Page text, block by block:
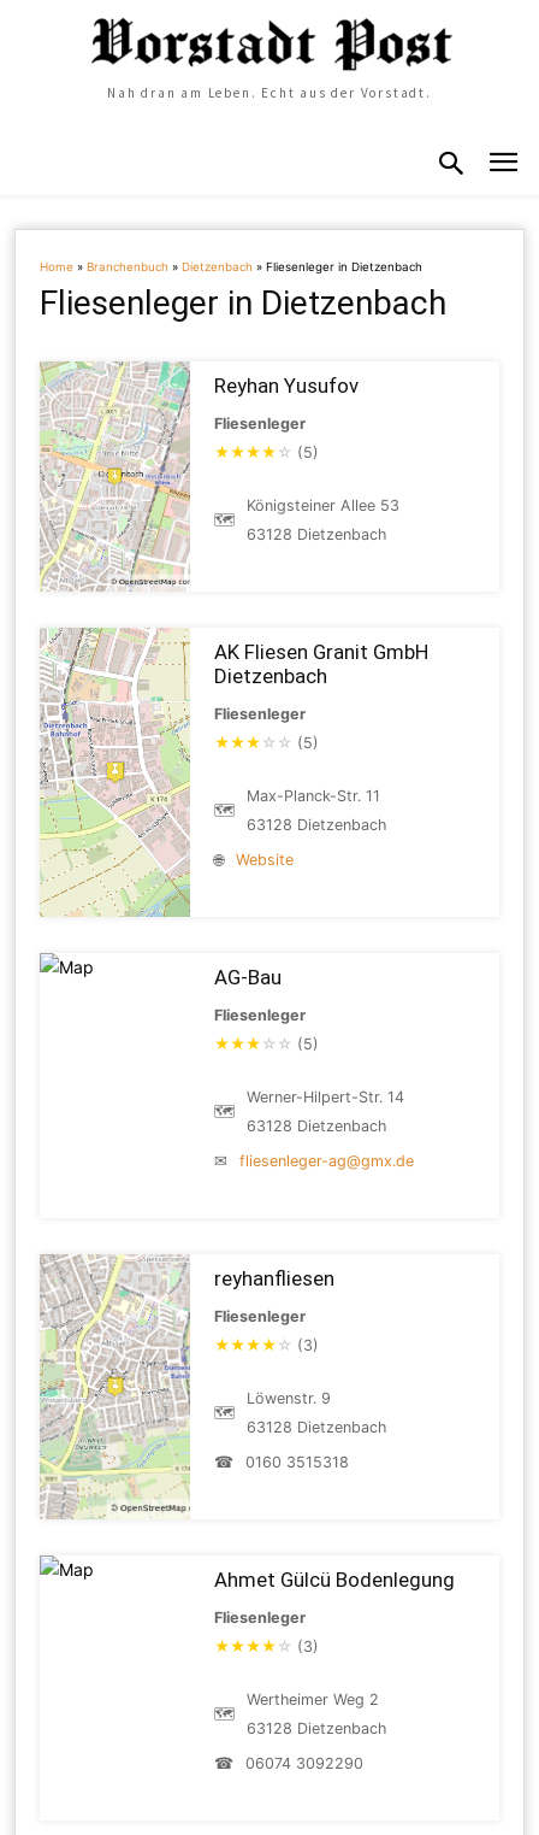
Nah dran am Leben. Echt aus der Vorstadt.
Home »Branchenbuch »Dietzenbach »Fliesenleger in Dietzenbach
Fliesenleger in Dietzenbach
Reyhan Yusufov
Fliesenleger
★★★★ ☆ (5)
🗺
Königsteiner Allee 53
63128 Dietzenbach
AK Fliesen Granit GmbH
Dietzenbach
Fliesenleger
★★★ ☆ ☆ (5)
🗺
Max-Planck-Str. 11
63128 Dietzenbach
🌐
Website
AG-Bau
Fliesenleger
★★★ ☆ ☆ (5)
🗺
Werner-Hilpert-Str. 14
63128 Dietzenbach
✉
fliesenleger-ag@gmx.de
reyhanfliesen
Fliesenleger
★★★★ ☆ (3)
🗺
Löwenstr. 9
63128 Dietzenbach
☎
0160 3515318
Ahmet Gülcü Bodenlegung
Fliesenleger
★★★★ ☆ (3)
🗺
Wertheimer Weg 2
63128 Dietzenbach
☎
06074 3092290